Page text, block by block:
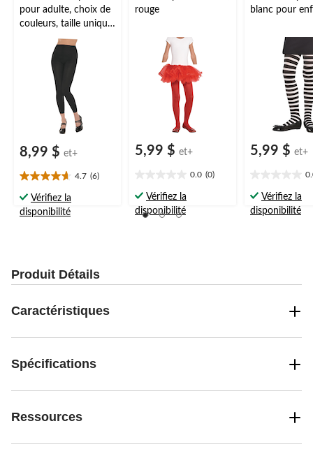
pour adulte, choix de
couleurs, taille unique,
accessoire de
costume à porter
pour l'Halloween
8,99 $ et+
4.7 (6)
4.7
étoile(s)
sur
Vérifiez la
disponibilité
rouge
5,99 $ et+
0.0 (0)
étoile(s)
sur
5.
Vérifiez la
disponibilité
blanc pour
5,99 $ et+
étoile(s)
sur
Vérifiez la
disponibilité
Produit Détails
Caractéristiques
Spécifications
Ressources